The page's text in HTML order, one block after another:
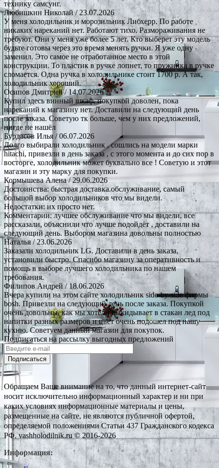
технику самсунг.
Любишкин Николай/ 23.07.2026
У меня холодильник и морозильник Либхерр. По работе
никаких нареканий нет. Работают тихо. Размораживания не
требуют. Они у меня уже более 5 лет. Кто выберет эту модель
будьте готовы через это время менять ручки. Я уже одну
заменил. Это самое не отработанное место в этой
конструкции. То пластик в ручке лопнет, то пружинка в ручке
сломается. Одна ручка в холодильнике стоит 1700 р. А так,
холодильник хороший.
Осипов Дмитрий/ 14.07.2026
Купил здесь винный шкаф, покупкой доволен, пока
нареканий к магазину нет. Доставили на следующий день
после заказа. Советую тк больше, чем у них предложений,
нигде не нашёл
Бурдасов Илья / 06.07.2026
Долго выбирали холодильник , сошлись на модели марки
hitachi, привезли в день заказа , с этого момента и до сих пор в
восторге, холодильник может буквально все ! Советую и этот
магазин и эту марку для покупки.
Кормышева Алена/ 29.06.2026
Достоинства: быстрая доставка.обслуживание, самый
большой выбор холодильников что мы видели.
Недостатки: их просто нет.
Комментарии: лучшее обслуживание что мы видели, все
рассказали, объяснили что лучше подойдёт , доставили на
следующий день. Выбором магазина довольны полностью
Наталья/ 23.06.2026
Заказали холодильник LG. Доставили в день заказа,
установили быстро. Спасибо магазину за оперативность и
помощь в выборе лучшего холодильника по нашем
требования.
Филипов Андрей/ 18.06.2026
Вчера купили на этом сайте холодильник side-by-side фирмы
bosh. Привезли на следующий день после заказа. Покупкой
очень довольны, как мы хотели выкидывает в стакан лед под
напитки разных размеров и цвет очень подошел под нашу
кухню. Советуем данный магазин для покупок.
Подписаться на рассылку выгодных предложений
Подписаться
Обращаем Ваше внимание на то, что данный интернет-сайт
носит исключительно информационный характер и ни при
каких условиях информационные материалы и цены,
размещенные на сайте, не являются публичной офертой,
определяемой положениями Статьи 437 Гражданского кодекса
РФ. vashholodilnik.ru © 2016-2026
Информация: